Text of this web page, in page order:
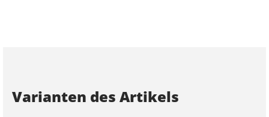
Varianten des Artikels